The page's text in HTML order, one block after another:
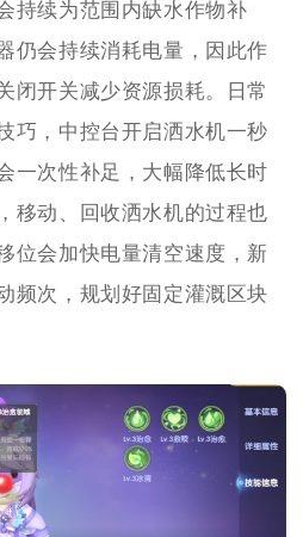
持续为范围内缺水作物补
仍会持续消耗电量，因此作
闭开关减少资源损耗。日常
巧，中控台开启洒水机一秒
一次性补足，大幅降低长时
移动、回收洒水机的过程也
位会加快电量清空速度，新
频次，规划好固定灌溉区块